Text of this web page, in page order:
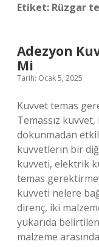
Etiket: Rüzgar
Adezyon
Mi
Tarih: Ocak 5, 2025
Kuvvet temas
Temassız
dokunmadan
kuvvetlerin bir
kuvveti, elektrik
temas
kuvveti nelere
direnç, iki
yukarıda
malzeme